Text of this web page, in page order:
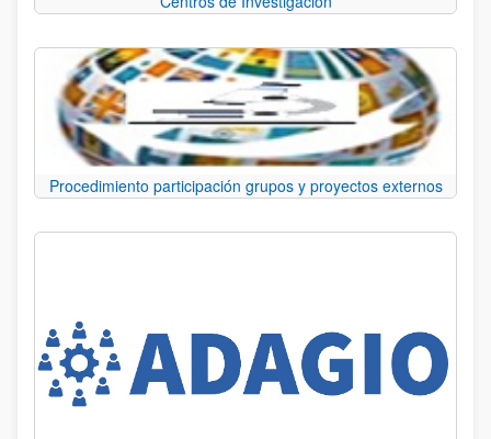
Procedimiento participación grupos y proyectos externos